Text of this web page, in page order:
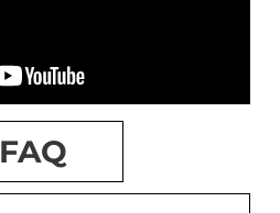
FAQ